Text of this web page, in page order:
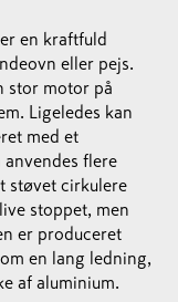
en kraftfuld
eller pejs.
stor motor på
Ligeledes kan
med et
flere
støvet cirkulere
stoppet, men
er produceret
en lang ledning,
af aluminium.